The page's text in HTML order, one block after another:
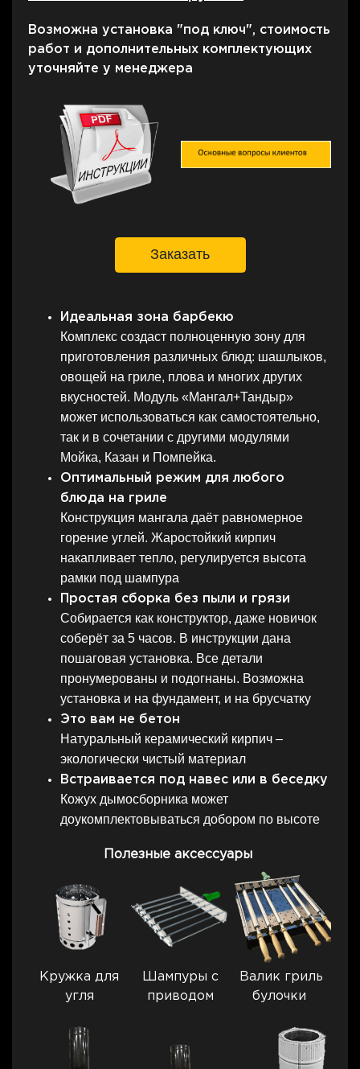
Возможна установка "под ключ", стоимость
работ и дополнительных комплектующих
уточняйте у менеджера
Заказать
Идеальная зона барбекю
Комплекс создаст полноценную зону для
приготовления различных блюд: шашлыков,
овощей на гриле, плова и многих других
вкусностей. Модуль «Мангал+Тандыр»
может использоваться как самостоятельно,
так и в сочетании с другими модулями
Мойка, Казан и Помпейка.
Оптимальный режим для любого
блюда на гриле
Конструкция мангала даёт равномерное
горение углей. Жаростойкий кирпич
накапливает тепло, регулируется высота
рамки под шампура
Простая сборка без пыли и грязи
Собирается как конструктор, даже новичок
соберёт за 5 часов. В инструкции дана
пошаговая установка. Все детали
пронумерованы и подогнаны. Возможна
установка и на фундамент, и на брусчатку
Это вам не бетон
Натуральный керамический кирпич –
экологически чистый материал
Встраивается под навес или в беседку
Кожух дымосборника может
доукомплектовываться добором по высоте
Полезные аксессуары
Кружка для
угля
Шампуры с
приводом
Валик гриль
булочки